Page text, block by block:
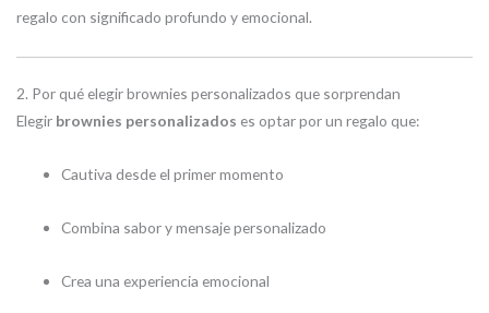
regalo con significado profundo y emocional.
2. Por qué elegir brownies personalizados que sorprendan
Elegir brownies personalizados es optar por un regalo que:
Cautiva desde el primer momento
Combina sabor y mensaje personalizado
Crea una experiencia emocional